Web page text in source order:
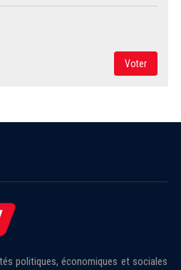
Voter
politiques, économiques et sociales